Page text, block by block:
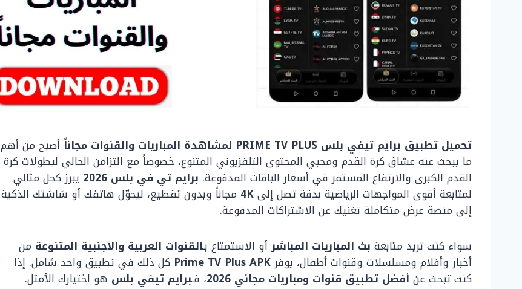
تحميل تطبيق برايم تيفي بلس PRIME TV PLUS لمشاهدة المباريات والقنوات مجاناً
أصبح من أهم
ما يبحث عنه عشاق كرة القدم ومحبي المحتوى التلفزيوني المتنوع، خصوصاً مع التزامن الحالي لبطولات كرة
القدم الكبرى والارتفاع المستمر في أسعار الباقات المدفوعة. برايم تي في بلس 2026
يبرز كحل مثالي
لمتابعة أقوى المواجهات الرياضية بدقة تصل إلى4K مجاناً وبدون تقطيع، ليحوّل هاتفك أو شاشتك الذكية
إلى منصة عرض متكاملة تغنيك عن الاشتراكات المدفوعة.
سواء كنت تريد متابعة بث المباريات المباشرأو الاستمتاع بـالقنوات العربية والأجنبية المتنوعة من
أخبار وأفلام ومسلسلات وقنوات أطفال، يوفرPrime TV Plus APK كل ذلك في تطبيق واحد شامل. إذا
كنت تبحث عنأفضل تطبيق قنوات ومباريات مجاني 2026 ، فـبرايم تيفي بلس هو اختيارك الأمثل.